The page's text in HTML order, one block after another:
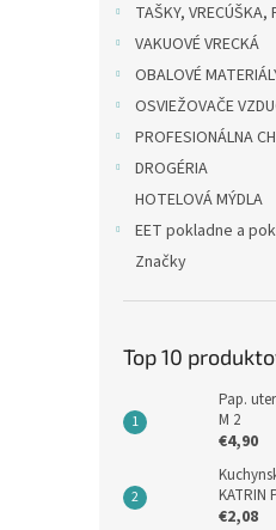
TAŠKY, VRECÚŠKA,
VAKUOVÉ VRECKÁ
OBALOVÉ
OSVIEŽOVAČE
PROFESIONÁLNA
DROGÉRIA
HOTELOVÁ MÝDLA
EET pokladne a
Značky
Top 10
Pap.
M 2
€4,90
KATRIN
€2,08